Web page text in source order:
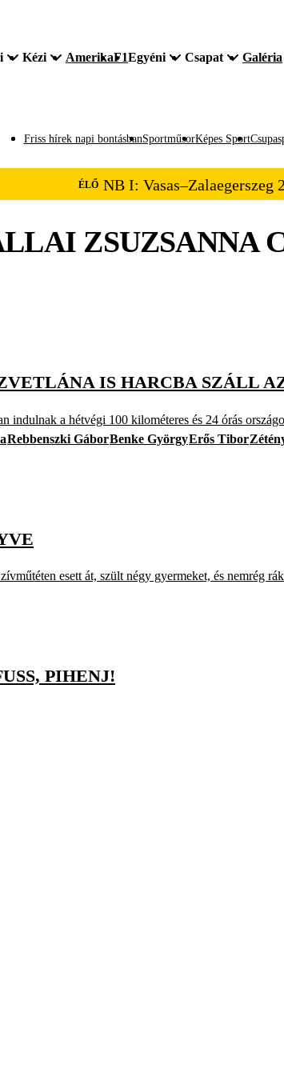
Kézi AmerikaF1Egyéni Csapat Galéria
Friss hírek napi bontásbanSportműsorKépes Sport
ÉLŐ NB I: Vasas–Zalaegerszeg
ZSUZSANNA
IS HARCBA SZÁLL
indulnak a hétvégi 100 kilométeres és 24 órás
Rebbenszki GáborBenke GyörgyErős Tibor
esett át, szült négy gyermeket, és nemrég
PIHENJ!